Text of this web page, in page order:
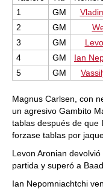
1
GM
2
GM
3
GM
4
GM Ian
5
GM
Magnus Carlsen, con
un agresivo Gambito
tablas después de que
forzase tablas por
Levon Aronian
partida y superó a
Ian Nepomniachtchi